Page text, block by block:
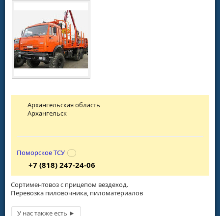
Сортиментовоз с прицепом вездеход.
Перевозка пиловочника, пиломатериалов
Архангельская область
Архангельск
Поморское ТСУ
+7 (818) 247-24-06